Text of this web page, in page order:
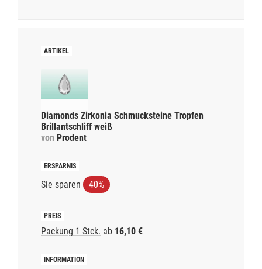
Diamonds Zirkonia Schmucksteine Tropfen
Brillantschliff weiß
von Prodent
Sie sparen 40%
Packung 1 Stck. ab 16,10 €